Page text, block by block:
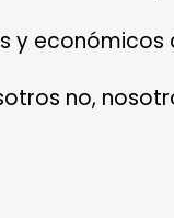
y económicos
no,